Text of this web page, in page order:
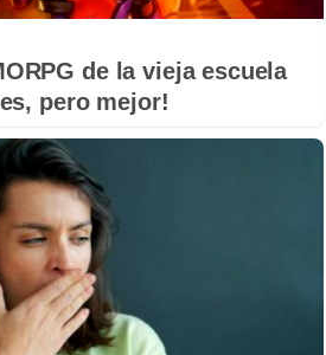
de la vieja escuela
pero mejor!